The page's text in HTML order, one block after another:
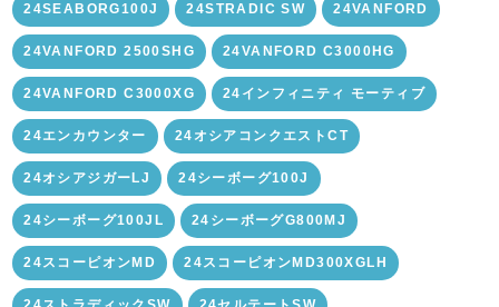
24SEABORG100J 24STRADIC SW 24VANFORD
24VANFORD 2500SHG 24VANFORD C3000HG
24VANFORD C3000XG 24インフィニティ モーティブ
24エンカウンター 24オシアコンクエストCT
24オシアジガーLJ 24シーボーグ100J
24シーボーグ100JL 24シーボーグG800MJ
24スコーピオンMD 24スコーピオンMD300XGLH